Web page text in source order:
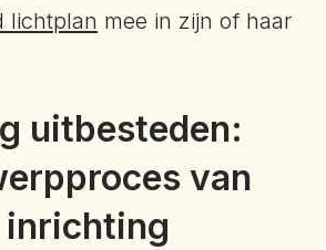
lichtplan mee in zijn of haar
uitbesteden:
van
inrichting